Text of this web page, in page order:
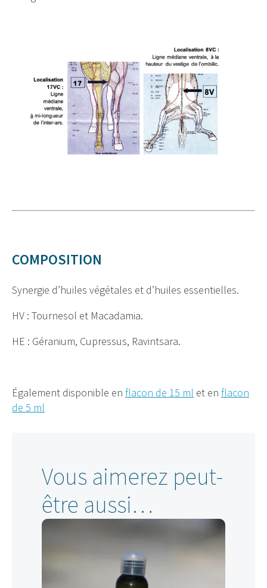
COMPOSITION
Synergie d’huiles végétales et d’huiles essentielles.
HV : Tournesol et Macadamia.
HE : Géranium, Cupressus, Ravintsara.
Également disponible en flacon de 15 ml et en flacon
de 5 ml
Vous aimerez peut-
être aussi…